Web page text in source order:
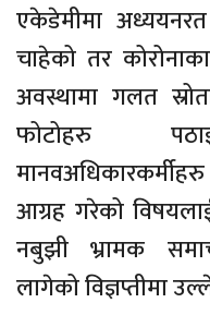
एकेडेमीमा
चाहेको तर
अवस्थामा गलत
फोटोहरु
आग्रह गरेको
नबुझी भ्रामक
लागेको विज्ञप्तीमा